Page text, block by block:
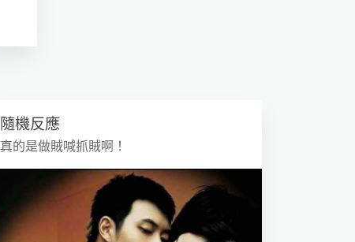
隨機反應
真的是做賊喊抓賊啊！